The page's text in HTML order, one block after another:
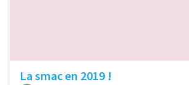
La smac en 2019 !